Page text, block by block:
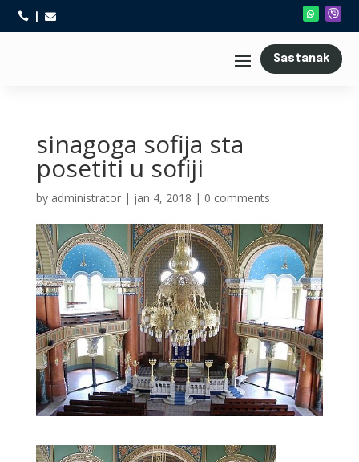
 
Sastanak
sinagoga sofija sta
posetiti u sofiji
by administrator| jan 4, 2018 | 0 comments